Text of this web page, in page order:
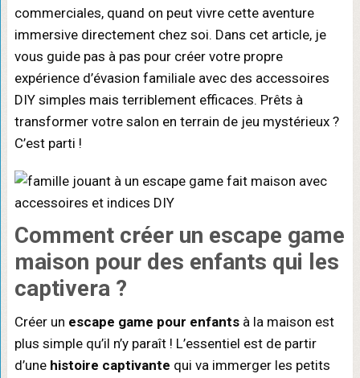
commerciales, quand on peut vivre cette aventure
immersive directement chez soi. Dans cet article, je
vous guide pas à pas pour créer votre propre
expérience d’évasion familiale avec des accessoires
DIY simples mais terriblement efficaces. Prêts à
transformer votre salon en terrain de jeu mystérieux ?
C’est parti !
Comment créer un escape game
maison pour des enfants qui les
captivera ?
Créer un escape game pour enfantsà la maison est
plus simple qu’il n’y paraît ! L’essentiel est de partir
d’une histoire captivante qui va immerger les petits